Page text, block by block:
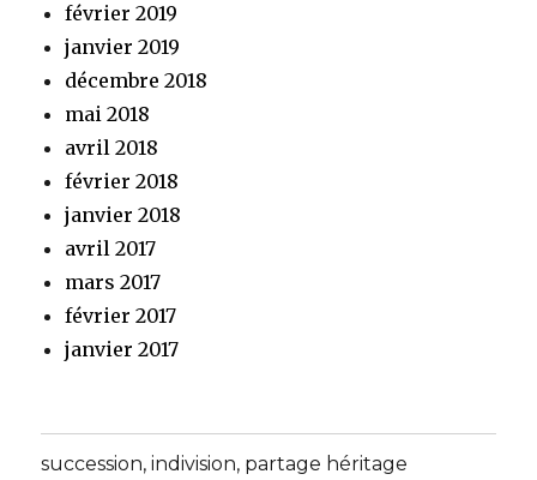
février 2019
janvier 2019
décembre 2018
mai 2018
avril 2018
février 2018
janvier 2018
avril 2017
mars 2017
février 2017
janvier 2017
succession, indivision, partage héritage